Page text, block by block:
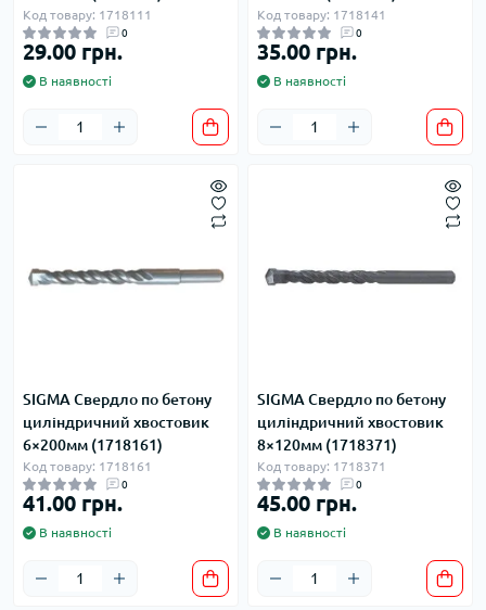
Код товару: 1718111
0
29.00 грн.
В наявності
Код товару: 1718141
0
35.00 грн.
В наявності
SIGMA Свердло по бетону
циліндричний хвостовик
6×200мм (1718161)
Код товару: 1718161
0
41.00 грн.
В наявності
SIGMA Свердло по бетону
циліндричний хвостовик
8×120мм (1718371)
Код товару: 1718371
0
45.00 грн.
В наявності